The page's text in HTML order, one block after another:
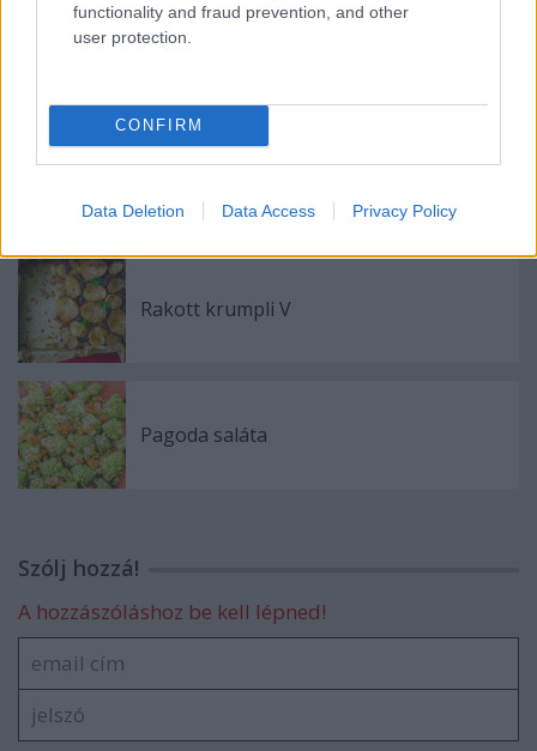
functionality and fraud prevention, and other
user protection.
CONFIRM
Data Deletion Data Access Privacy Policy
Rakott krumpli V
Pagoda saláta
Szólj hozzá!
A hozzászóláshoz be kell lépned!